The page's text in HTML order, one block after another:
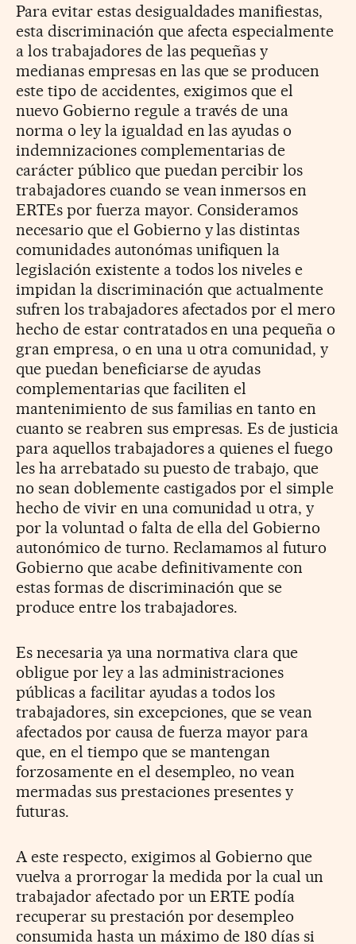
Para evitar estas desigualdades manifiestas,
esta discriminación que afecta especialmente
a los trabajadores de las pequeñas y
medianas empresas en las que se producen
este tipo de accidentes, exigimos que el
nuevo Gobierno regule a través de una
norma o ley la igualdad en las ayudas o
indemnizaciones complementarias de
carácter público que puedan percibir los
trabajadores cuando se vean inmersos en
ERTEs por fuerza mayor. Consideramos
necesario que el Gobierno y las distintas
comunidades autonómas unifiquen la
legislación existente a todos los niveles e
impidan la discriminación que actualmente
sufren los trabajadores afectados por el mero
hecho de estar contratados en una pequeña o
gran empresa, o en una u otra comunidad, y
que puedan beneficiarse de ayudas
complementarias que faciliten el
mantenimiento de sus familias en tanto en
cuanto se reabren sus empresas. Es de justicia
para aquellos trabajadores a quienes el fuego
les ha arrebatado su puesto de trabajo, que
no sean doblemente castigados por el simple
hecho de vivir en una comunidad u otra, y
por la voluntad o falta de ella del Gobierno
autonómico de turno. Reclamamos al futuro
Gobierno que acabe definitivamente con
estas formas de discriminación que se
produce entre los trabajadores.
Es necesaria ya una normativa clara que
obligue por ley a las administraciones
públicas a facilitar ayudas a todos los
trabajadores, sin excepciones, que se vean
afectados por causa de fuerza mayor para
que, en el tiempo que se mantengan
forzosamente en el desempleo, no vean
mermadas sus prestaciones presentes y
futuras.
A este respecto, exigimos al Gobierno que
vuelva a prorrogar la medida por la cual un
trabajador afectado por un ERTE podía
recuperar su prestación por desempleo
consumida hasta un máximo de 180 días si